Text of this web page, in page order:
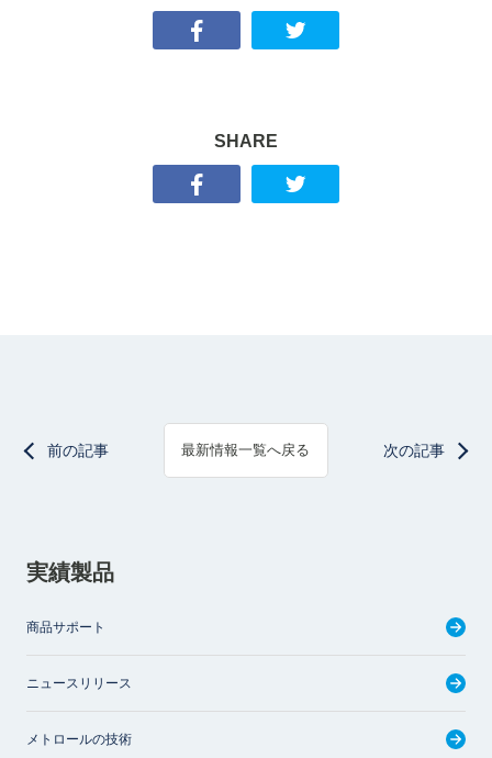
SHARE
前の記事 最新情報一覧へ戻る 次の記事
実績製品
商品サポート
ニュースリリース
メトロールの技術